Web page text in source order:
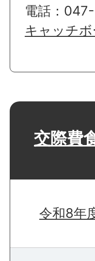
電話：
キャッチ
交際費
令和8年